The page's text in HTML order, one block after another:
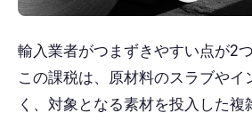
輸入業者がつまずきやすい点が2
この課税は、原材料のスラブやイ
く、対象となる素材を投入した複